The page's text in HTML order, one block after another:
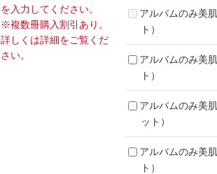
を入力してください。
※複数冊購入割引あり。
詳しくは詳細をご覧くだ
さい。
アルバムのみ美
ト）
アルバムのみ美
ト）
アルバムのみ美
ット）
アルバムのみ美
ト）